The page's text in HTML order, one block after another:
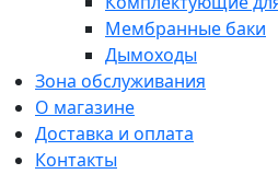
Мембранные баки
Дымоходы
Зона обслуживания
О магазине
Доставка и оплата
Контакты